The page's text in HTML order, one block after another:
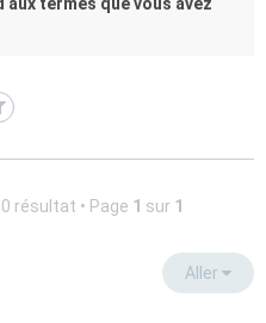
résultat • Page 1 sur 1
Aller